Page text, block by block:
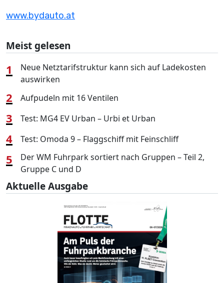
www.bydauto.at
Meist gelesen
1
Neue Netztarifstruktur kann sich auf Ladekosten
auswirken
2 Aufpudeln mit 16 Ventilen
3 Test: MG4 EV Urban – Urbi et Urban
4 Test: Omoda 9 – Flaggschiff mit Feinschliff
5
Der WM Fuhrpark sortiert nach Gruppen – Teil 2,
Gruppe C und D
Aktuelle Ausgabe